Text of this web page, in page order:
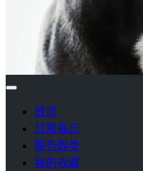
首页
日常备忘
服务器类
我的收藏